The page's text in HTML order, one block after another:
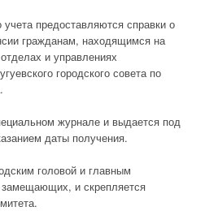
предоставляются справки о
гражданам, находящимся на
и управлениях
городского совета по
журнале и выдается под
даты получения.
головой и главным
и скрепляется